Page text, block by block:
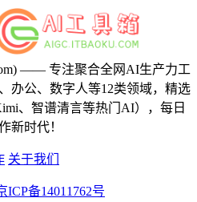
—— 专注聚合全网AI生产力工
办公、数字人等12类领域，精选
、智谱清言等热门AI），每日
新时代！
关于我们
ICP备14011762号